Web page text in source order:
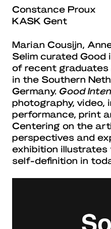
Constance Proux
KASK Gent​
Marian Cousijn,
Selim curated Good
of recent
in the Southern
Germany. Good
photography, video,
performance, print
Centering on the
perspectives and
exhibition
self-definition in